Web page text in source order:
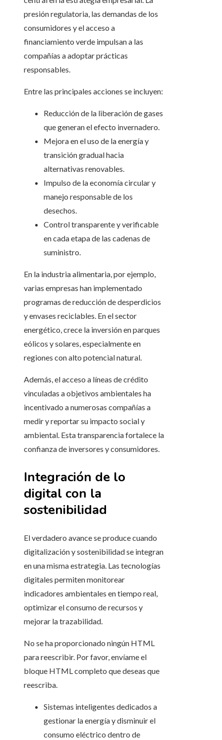
presión regulatoria, las demandas de los
consumidores y el acceso a
financiamiento verde impulsan a las
compañías a adoptar prácticas
responsables.
Entre las principales acciones se incluyen:
Reducción de la liberación de gases
que generan el efecto invernadero.
Mejora en el uso de la energía y
transición gradual hacia
alternativas renovables.
Impulso de la economía circular y
manejo responsable de los
desechos.
Control transparente y verificable
en cada etapa de las cadenas de
suministro.
En la industria alimentaria, por ejemplo,
varias empresas han implementado
programas de reducción de desperdicios
y envases reciclables. En el sector
energético, crece la inversión en parques
eólicos y solares, especialmente en
regiones con alto potencial natural.
Además, el acceso a líneas de crédito
vinculadas a objetivos ambientales ha
incentivado a numerosas compañías a
medir y reportar su impacto social y
ambiental. Esta transparencia fortalece la
confianza de inversores y consumidores.
Integración de lo
digital con la
sostenibilidad
El verdadero avance se produce cuando
digitalización y sostenibilidad se integran
en una misma estrategia. Las tecnologías
digitales permiten monitorear
indicadores ambientales en tiempo real,
optimizar el consumo de recursos y
mejorar la trazabilidad.
No se ha proporcionado ningún HTML
para reescribir. Por favor, envíame el
bloque HTML completo que deseas que
reescriba.
Sistemas inteligentes dedicados a
gestionar la energía y disminuir el
consumo eléctrico dentro de